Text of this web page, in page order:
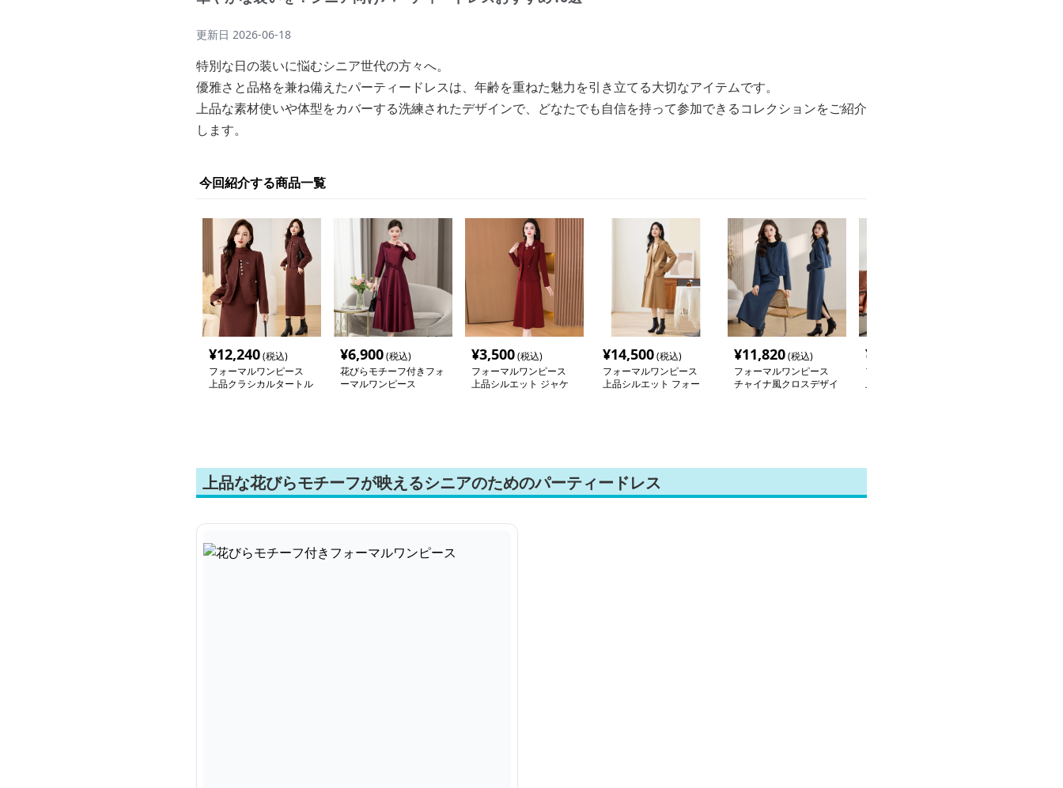
更新日 2026-06-18
特別な日の装いに悩むシニア世代の方々へ。
優雅さと品格を兼ね備えたパーティードレスは、年齢を重ねた魅力を引き立てる大切なアイテムです。
上品な素材使いや体型をカバーする洗練されたデザインで、どなたでも自信を持って参加できるコレクションをご紹介
します。
今回紹介する商品一覧
¥12,240(税込)
フォーマルワンピース
上品クラシカルタートル
¥6,900(税込)
花びらモチーフ付きフォ
ーマルワンピース
¥3,500(税込)
フォーマルワンピース
上品シルエット ジャケ
¥14,500(税込)
フォーマルワンピース
上品シルエット フォー
¥11,820(税込)
フォーマルワンピース
チャイナ風クロスデザイ
¥
フォーマルワンピース
上品レース切替ミディ丈
上品な花びらモチーフが映えるシニアのためのパーティードレス